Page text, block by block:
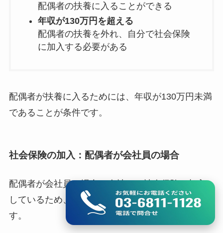
配偶者の扶養に入ることができる
年収が130万円を超える
配偶者の扶養を外れ、自分で社会保険
に加入する必要がある
配偶者が扶養に入るためには、年収が130万円未満
であることが条件です。
社会保険の加入 ： 配偶者が会社員の場合
配偶者が会社員の場合、会社での社会保険に加入
しているため、
基本的には追加の手続きは不要で
す。